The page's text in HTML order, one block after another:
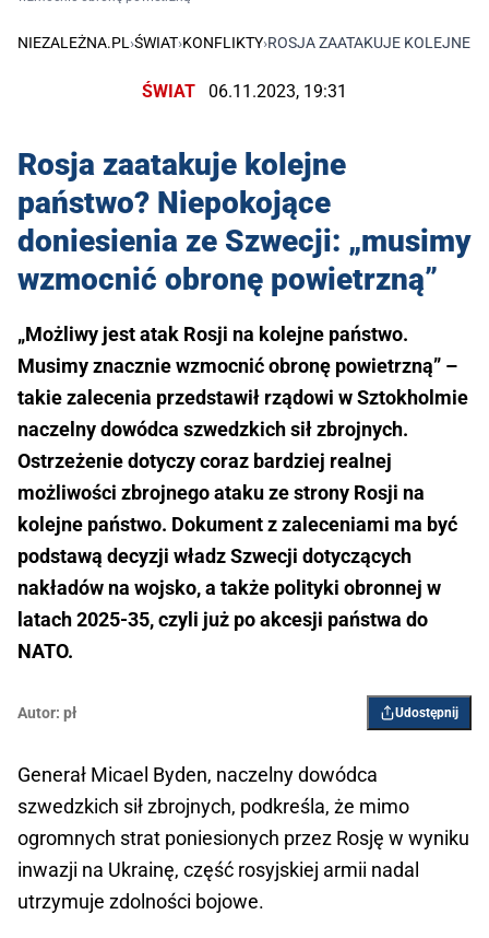
NIEZALEŻNA.PL ›ŚWIAT›KONFLIKTY›ROSJA ZAATAKUJE KOLEJNE
ŚWIAT 06.11.2023, 19:31
Rosja zaatakuje kolejne
państwo? Niepokojące
doniesienia ze Szwecji: „musimy
wzmocnić obronę powietrzną”
„Możliwy jest atak Rosji na kolejne państwo.
Musimy znacznie wzmocnić obronę powietrzną” –
takie zalecenia przedstawił rządowi w Sztokholmie
naczelny dowódca szwedzkich sił zbrojnych.
Ostrzeżenie dotyczy coraz bardziej realnej
możliwości zbrojnego ataku ze strony Rosji na
kolejne państwo. Dokument z zaleceniami ma być
podstawą decyzji władz Szwecji dotyczących
nakładów na wojsko, a także polityki obronnej w
latach 2025-35, czyli już po akcesji państwa do
NATO.
Autor: pł Udostępnij
Generał Micael Byden, naczelny dowódca
szwedzkich sił zbrojnych, podkreśla, że mimo
ogromnych strat poniesionych przez Rosję w wyniku
inwazji na Ukrainę, część rosyjskiej armii nadal
utrzymuje zdolności bojowe.